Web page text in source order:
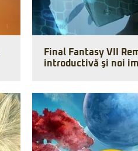
Final Fantasy VII
introductivă şi noi